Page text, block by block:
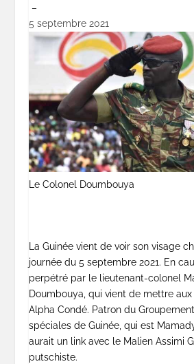
–
5 septembre 2021
Le Colonel Doumbouya
La Guinée vient de voir son visage
journée du 5 septembre 2021. En
perpétré par le lieutenant-colonel
Doumbouya, qui vient de mettre
Alpha Condé. Patron du
spéciales de Guinée, qui est
aurait un link avec le Malien Assimi
putschiste.